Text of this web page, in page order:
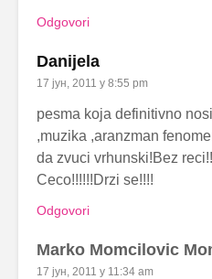
Odgovori
Danijela
17 јун, 2011 у 8:55 pm
pesma koja definitivno
,muzika ,aranzman
da zvuci vrhunski!Bez
Ceco!!!!!!Drzi se!!!!
Odgovori
Marko Momcilovic
17 јун, 2011 у 11:34 am